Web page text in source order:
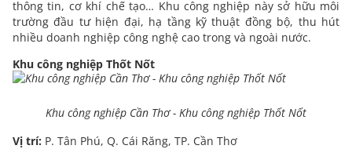
thông tin, cơ khí chế tạo… Khu công nghiệp này sở hữu môi
trường đầu tư hiện đại, hạ tầng kỹ thuật đồng bộ, thu hút
nhiều doanh nghiệp công nghệ cao trong và ngoài nước.
Khu công nghiệp Thốt Nốt
Khu công nghiệp Cần Thơ - Khu công nghiệp Thốt Nốt
Vị trí: P. Tân Phú, Q. Cái Răng, TP. Cần Thơ